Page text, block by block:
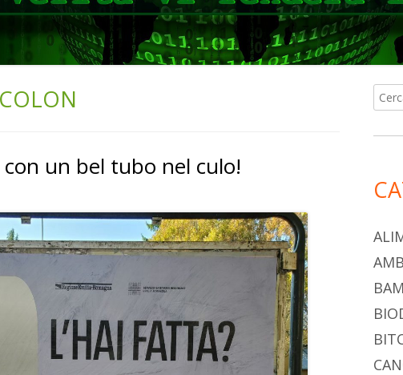
un bel tubo nel culo!
per: